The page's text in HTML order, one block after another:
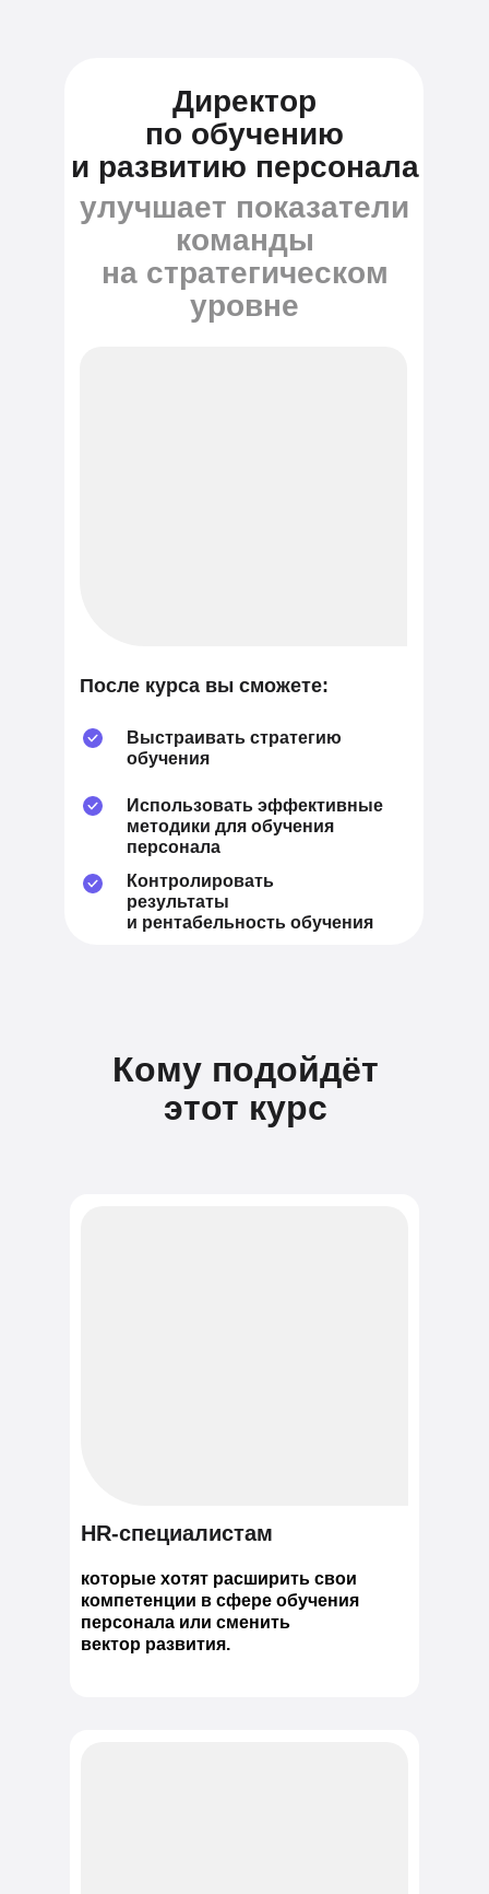
После курса вы сможете:
Контролировать
результаты
и рентабельность обучения
Использовать эффективные
методики для обучения
персонала
Выстраивать стратегию
обучения
Директор
по обучению
и развитию персонала
улучшает показатели
команды
на стратегическом
уровне
Кому подойдёт
этот курс
HR-специалистам
которые хотят расширить свои
компетенции в сфере обучения
персонала или сменить
вектор развития.